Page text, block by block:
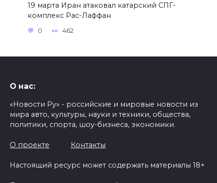
19 марта Иран атаковал катарский СПГ-
комплекс Рас-Лаффан
0 462
О нас:
«Новости Ру» - российские и мировые новости из
мира авто, культуры, науки и техники, общества,
политики, спорта, шоу-бизнеса, экономики.
О проекте Контакты
Настоящий ресурс может содержать материалы 18+